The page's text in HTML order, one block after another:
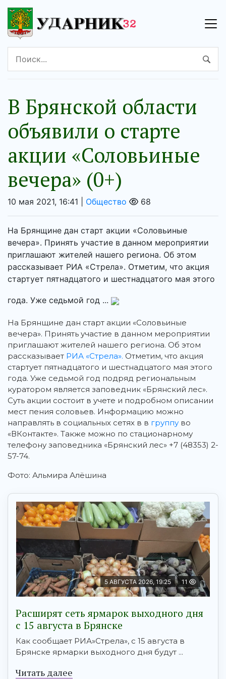
В Брянской области
объявили о старте
акции «Соловьиные
вечера» (0+)
10 мая 2021, 16:41 | Общество 68
На Брянщине дан старт акции «Соловьиные
вечера». Принять участие в данном мероприятии
приглашают жителей нашего региона. Об этом
рассказывает РИА «Стрела». Отметим, что акция
стартует пятнадцатого и шестнадцатого мая этого
года. Уже седьмой год ...
На Брянщине дан старт акции «Соловьиные
вечера». Принять участие в данном мероприятии
приглашают жителей нашего региона. Об этом
рассказывает РИА «Стрела». Отметим, что акция
стартует пятнадцатого и шестнадцатого мая этого
года. Уже седьмой год подряд региональным
куратором является заповедник «Брянский лес».
Суть акции состоит в учете и подробном описании
мест пения соловьев. Информацию можно
направлять в социальных сетях в в группу во
«ВКонтакте». Также можно по стационарному
телефону заповедника «Брянский лес» +7 (48353) 2-
57-74.
Фото: Альмира Алёшина
5 АВГУСТА 2026, 19:25 11
Расширят сеть ярмарок выходного дня
с 15 августа в Брянске
Как сообщает РИА»Стрела», с 15 августа в
Брянске ярмарки выходного дня будут ...
Читать далее